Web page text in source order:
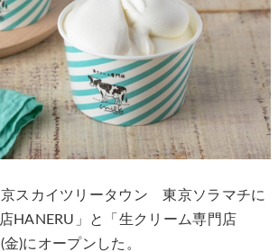
スカイツリータウン 東京ソラマチに
HANERU」と「生クリーム専門店
)にオープンした。